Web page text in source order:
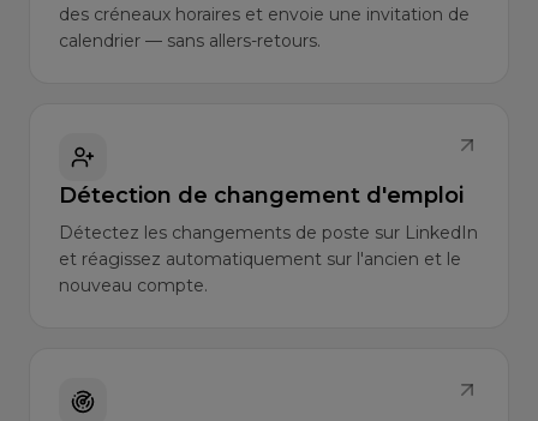
des créneaux horaires et envoie une invitation de
calendrier — sans allers-retours.
Détection de changement d'emploi
Détectez les changements de poste sur LinkedIn
et réagissez automatiquement sur l'ancien et le
nouveau compte.